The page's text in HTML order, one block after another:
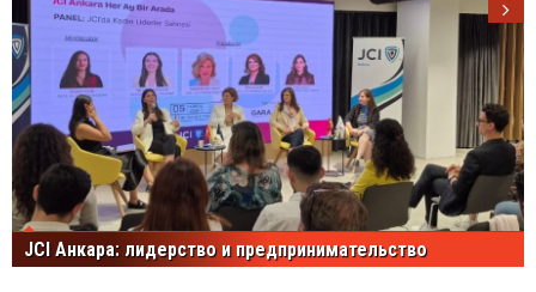
JCI Анкара: лидерство и предпринимательство